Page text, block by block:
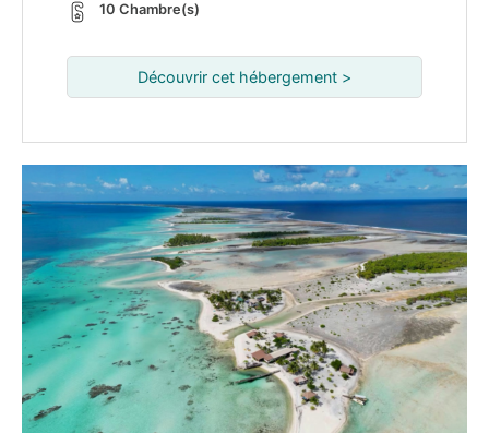
10 Chambre(s)
Découvrir cet hébergement >